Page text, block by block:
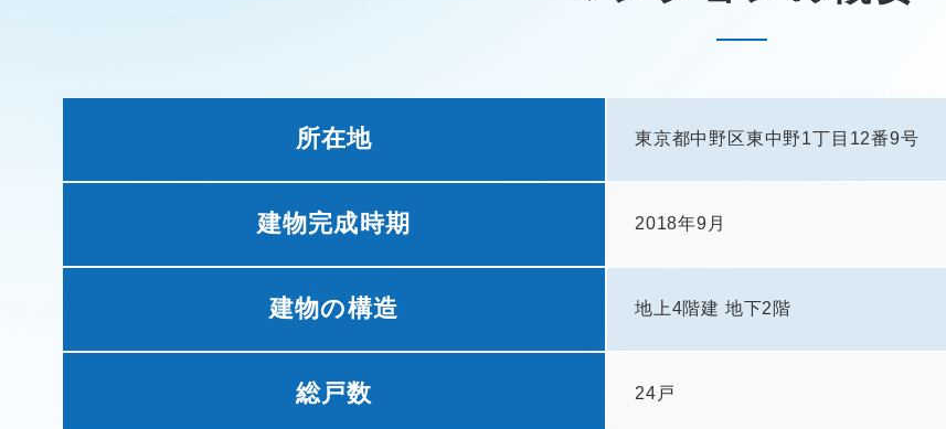
所在地 東京都中野区東中野1丁目12番9号
建物完成時期 2018年9月
建物の構造 地上4階建 地下2階
総戸数 24戸